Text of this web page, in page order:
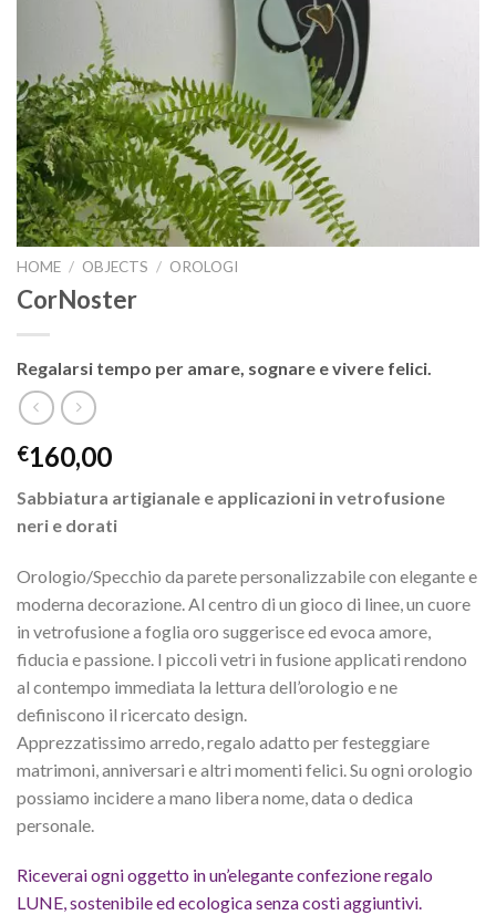
HOME / OBJECTS / OROLOGI
CorNoster
Regalarsi tempo per amare, sognare e vivere felici.
€160,00
Sabbiatura artigianale e applicazioni in vetrofusione
neri e dorati
Orologio/Specchio da parete personalizzabile con elegante e
moderna decorazione. Al centro di un gioco di linee, un cuore
in vetrofusione a foglia oro suggerisce ed evoca amore,
fiducia e passione. I piccoli vetri in fusione applicati rendono
al contempo immediata la lettura dell’orologio e ne
definiscono il ricercato design.
Apprezzatissimo arredo, regalo adatto per festeggiare
matrimoni, anniversari e altri momenti felici. Su ogni orologio
possiamo incidere a mano libera nome, data o dedica
personale.
Riceverai ogni oggetto in un’elegante confezione regalo
LUNE, sostenibile ed ecologica senza costi aggiuntivi.